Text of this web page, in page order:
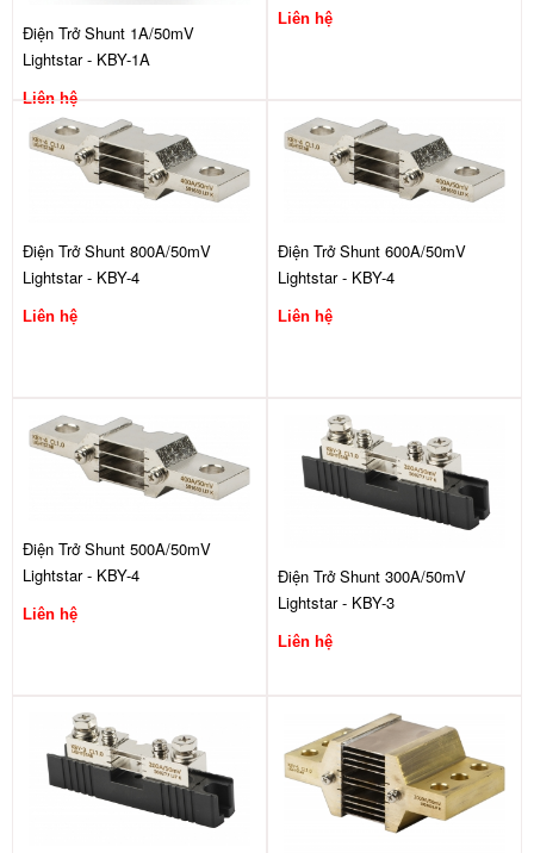
Điện Trở Shunt 1A/50mV
Lightstar - KBY-1A
Liên hệ
Liên hệ
Điện Trở Shunt 800A/50mV
Lightstar - KBY-4
Liên hệ
Điện Trở Shunt 600A/50mV
Lightstar - KBY-4
Liên hệ
Điện Trở Shunt 500A/50mV
Lightstar - KBY-4
Liên hệ
Điện Trở Shunt 300A/50mV
Lightstar - KBY-3
Liên hệ